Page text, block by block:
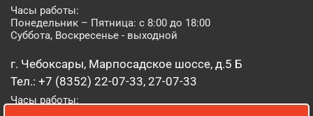
Часы работы:
Понедельник – Пятница: с 8:00 до 18:00
Суббота, Воскресенье - выходной
г. Чебоксары, Марпосадское шоссе, д.5 Б
Тел.: +7 (8352) 22-07-33, 27-07-33
Часы работы: